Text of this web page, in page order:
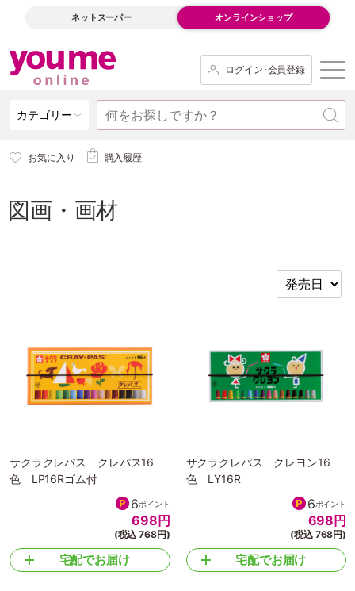
ネットスーパー オンラインショップ
ログイン･会員登録
カテゴリー
お気に入り 購入履歴
図画・画材
サクラクレパス クレパス16
色 LP16Rゴム付
6ポイント
698 円
(税込 768円)
宅配でお届け
サクラクレパス クレヨン16
色 LY16R
6ポイント
698 円
(税込 768円)
宅配でお届け